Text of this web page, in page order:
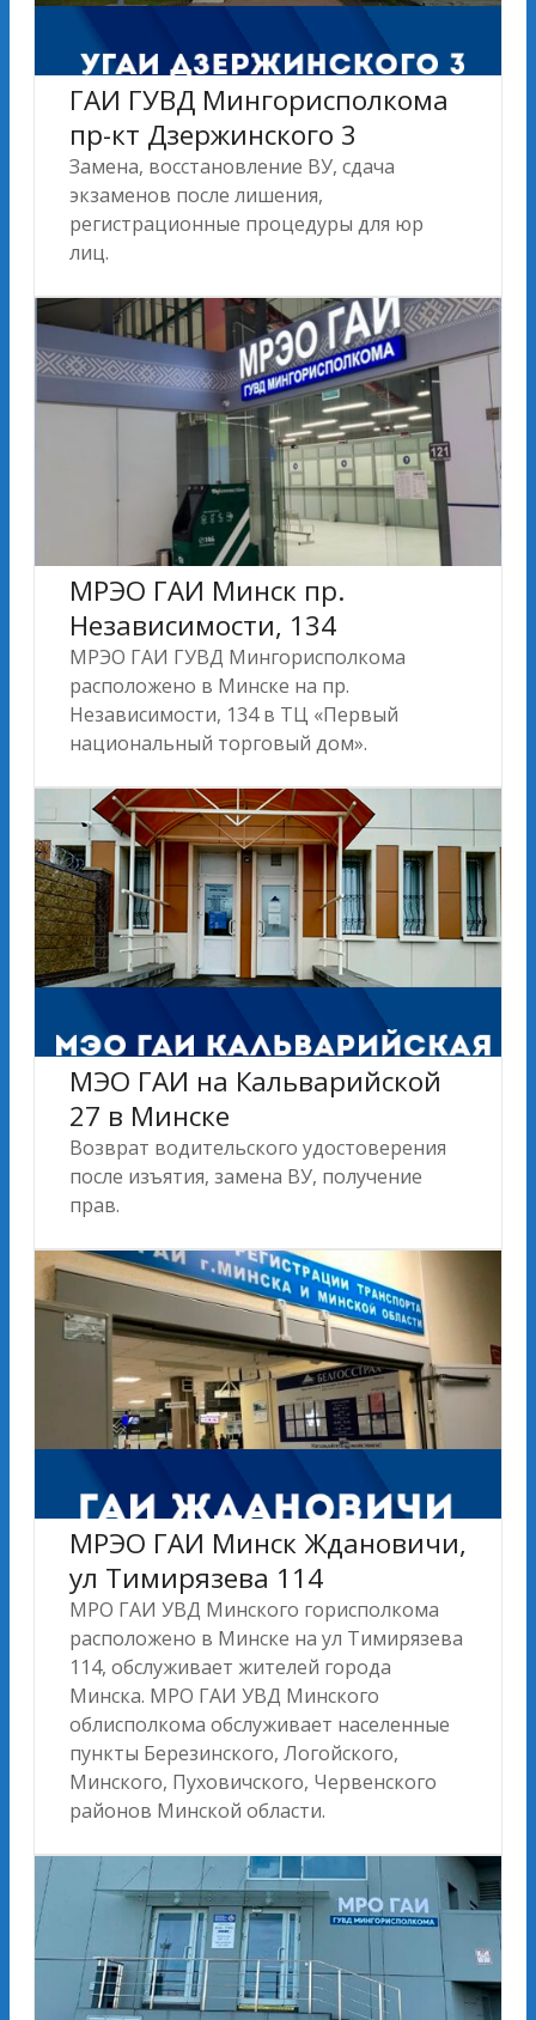
ГАИ ГУВД Мингорисполкома
пр-кт Дзержинского 3
Замена, восстановление ВУ, сдача
экзаменов после лишения,
регистрационные процедуры для юр
лиц.
МРЭО ГАИ Минск пр.
Независимости, 134
МРЭО ГАИ ГУВД Мингорисполкома
расположено в Минске на пр.
Независимости, 134 в ТЦ «Первый
национальный торговый дом».
МЭО ГАИ на Кальварийской
27 в Минске
Возврат водительского удостоверения
после изъятия, замена ВУ, получение
прав.
МРЭО ГАИ Минск Ждановичи,
ул Тимирязева 114
МРО ГАИ УВД Минского горисполкома
расположено в Минске на ул Тимирязева
114, обслуживает жителей города
Минска. МРО ГАИ УВД Минского
облисполкома обслуживает населенные
пункты Березинского, Логойского,
Минского, Пуховичского, Червенского
районов Минской области.